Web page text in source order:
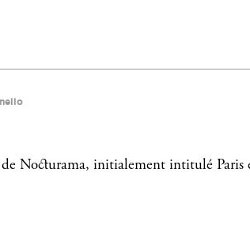
Nocturama, initialement intitulé Paris